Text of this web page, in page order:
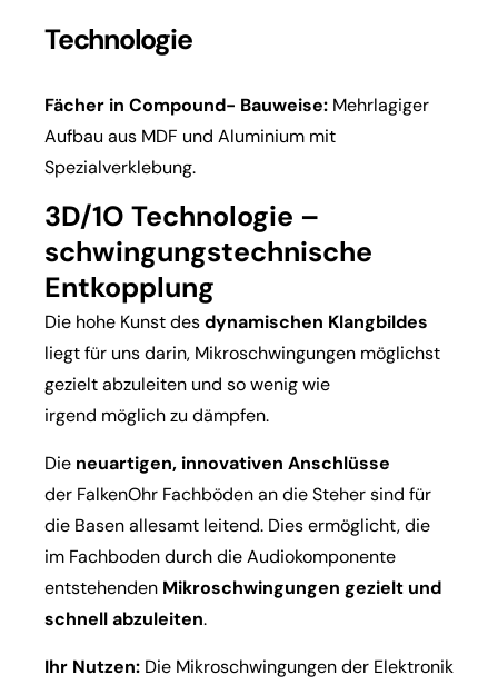
Technologie
Fächer in Compound- Bauweise: Mehrlagiger
Aufbau aus MDF und Aluminium mit
Spezialverklebung.
3D/1O Technologie –
schwingungstechnische
Entkopplung
Die hohe Kunst desdynamischen Klangbildes
liegt für uns darin, Mikroschwingungen möglichst
gezielt abzuleiten und so wenig wie
irgend möglich zu dämpfen.
Die neuartigen, innovativen Anschlüsse
der FalkenOhr Fachböden an die Steher sind für
die Basen allesamt leitend. Dies ermöglicht, die
im Fachboden durch die Audiokomponente
entstehenden Mikroschwingungen gezielt und
schnell abzuleiten.
Ihr Nutzen: Die Mikroschwingungen der Elektronik